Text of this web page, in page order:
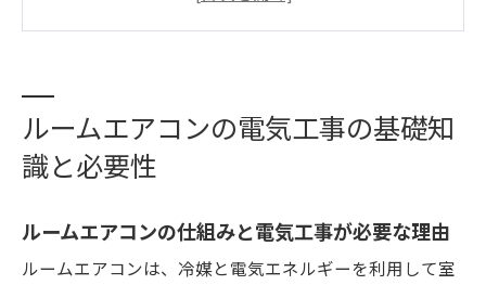
分け方
会社概要
ルームエアコンの電気工事の基礎知
識と必要性
ルームエアコンの仕組みと電気工事が必要な理由
ルームエアコンは、冷媒と電気エネルギーを利用して室